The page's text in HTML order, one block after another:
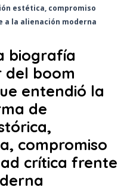
estética, compromiso
la alienación moderna
biografía
del boom
entendió la
de
compromiso
crítica frente